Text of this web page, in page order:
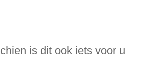
is dit ook iets voor u